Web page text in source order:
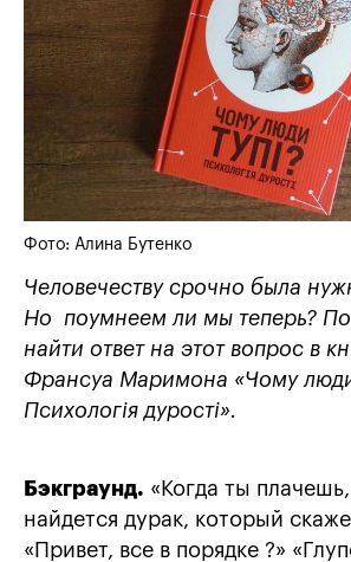
Фото: Алина Бутeнкo
Человечеству срочно была
Но поумнеем ли мы теперь?
найти ответ на этот вопрос в
Франсуа Маримона «Чому
Психологія дурості».
Бэкграунд. «Когда ты плачешь,
найдется дурак, который
«Привет, все в порядке ?»